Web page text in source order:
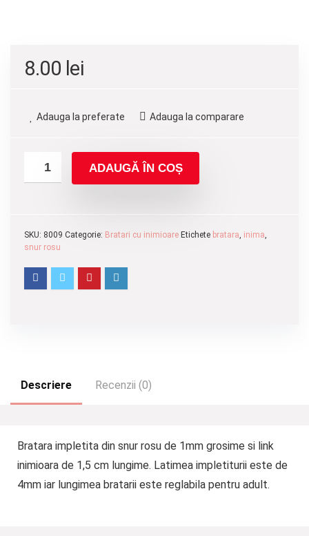
8.00 lei
Adauga la preferate Adauga la comparare
ADAUGĂ ÎN COȘ
SKU: 8009 Categorie: Bratari cu inimioare Etichete bratara, inima,
snur rosu
Descriere Recenzii (0)
Bratara impletita din snur rosu de 1mm grosime si link
inimioara de 1,5 cm lungime. Latimea impletiturii este de
4mm iar lungimea bratarii este reglabila pentru adult.